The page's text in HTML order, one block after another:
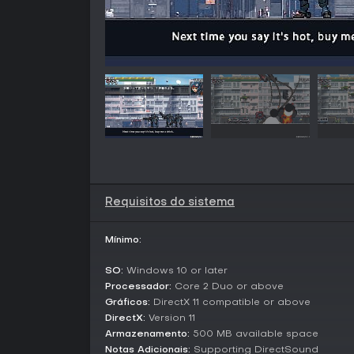
Requisitos do sistema
Mínimo:
SO: Windows 10 or later
Processador: Core 2 Duo or above
Gráficos: DirectX 11 compatible or above
DirectX: Version 11
Armazenamento: 500 MB available space
Notas Adicionais: Supporting DirectSound